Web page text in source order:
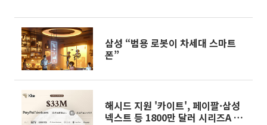
삼성 “범용 로봇이 차세대 스마트
폰”
해시드 지원 '카이트', 페이팔·삼성
넥스트 등 1800만 달러 시리즈A 유